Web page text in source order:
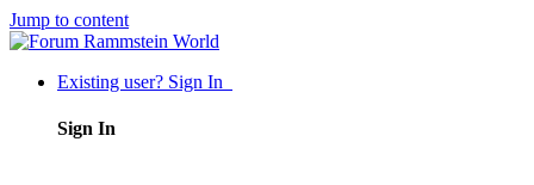
Jump to content
Existing user? Sign In
Sign In